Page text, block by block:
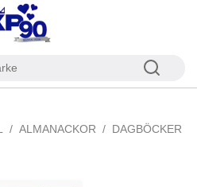
ALMANACKOR DAGBÖCKER